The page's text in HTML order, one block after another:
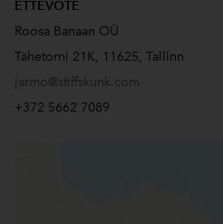
ETTEVÕTE
Roosa Banaan OÜ
Tähetorni 21K, 11625, Tallinn
jarmo@stiffskunk.com
+372 5662 7089